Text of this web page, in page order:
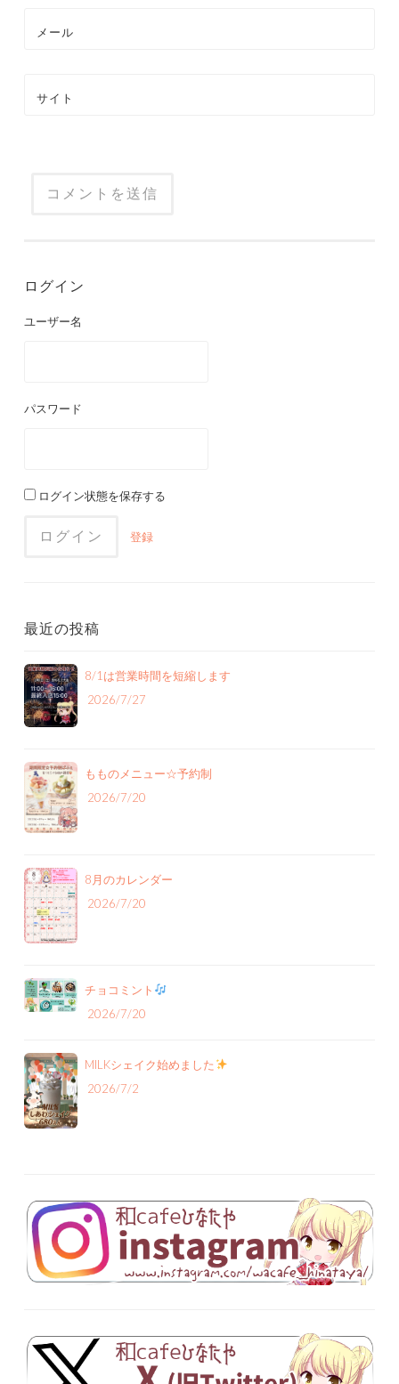
メール
サイト
ログイン
ユーザー名
パスワード
ログイン状態を保存する
登録
最近の投稿
8/1は営業時間を短縮します
2026/7/27
もものメニュー‪☆予約制
2026/7/20
8月のカレンダー
2026/7/20
チョコミント
2026/7/20
MILKシェイク始めました
2026/7/2